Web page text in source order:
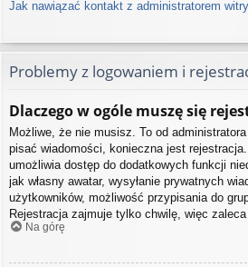
Jak nawiązać kontakt z administratorem
Problemy z logowaniem i
Dlaczego w ogóle muszę się
Możliwe, że nie musisz. To od
pisać wiadomości, konieczna jest
umożliwia dostęp do dodatkowych funkcji
jak własny awatar, wysyłanie prywatnych
użytkowników, możliwość przypisania do
Rejestracja zajmuje tylko chwilę, więc
Na górę